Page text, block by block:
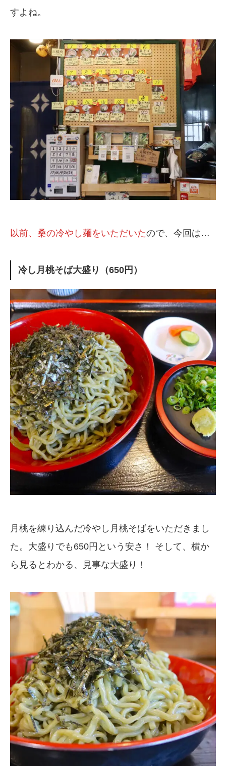
すよね。
以前、桑の冷やし麺をいただいたので、今回は…
冷し月桃そば大盛り（650円）
月桃を練り込んだ冷やし月桃そばをいただきまし
た。大盛りでも650円という安さ！ そして、横か
ら見るとわかる、見事な大盛り！